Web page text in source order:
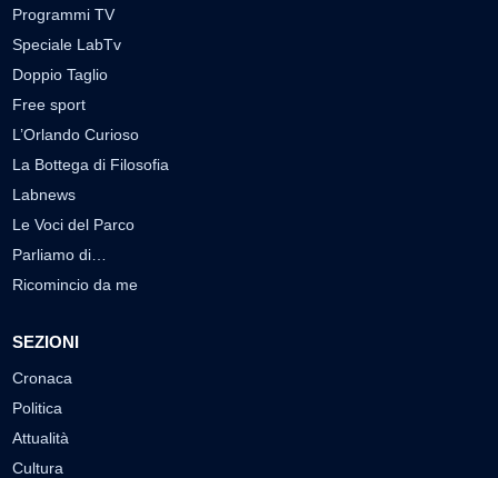
Programmi TV
Speciale LabTv
Doppio Taglio
Free sport
L’Orlando Curioso
La Bottega di Filosofia
Labnews
Le Voci del Parco
Parliamo di…
Ricomincio da me
SEZIONI
Cronaca
Politica
Attualità
Cultura